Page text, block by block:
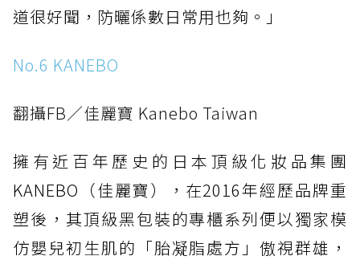
道很好聞，防曬係數日常用也夠。」
No.6 KANEBO
翻攝FB／佳麗寶 Kanebo Taiwan
擁有近百年歷史的日本頂級化妝品集團
KANEBO（佳麗寶），在2016年經歷品牌重
塑後，其頂級黑包裝的專櫃系列便以獨家模
仿嬰兒初生肌的「胎凝脂處方」傲視群雄，